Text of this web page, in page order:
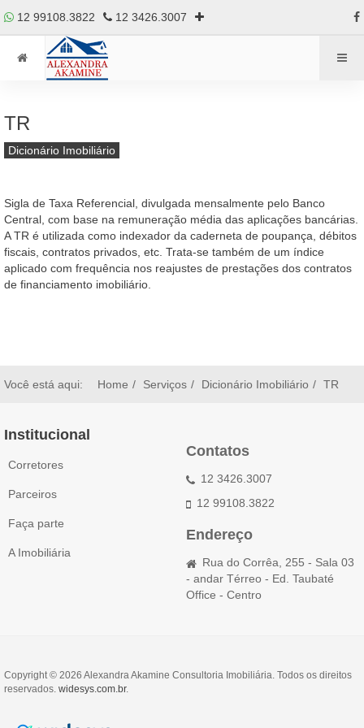
12 99108.3822 12 3426.3007
TR
Dicionário Imobiliário
Sigla de Taxa Referencial, divulgada mensalmente pelo Banco
Central, com base na remuneração média das aplicações bancárias.
A TR é utilizada como indexador da caderneta de poupança, débitos
fiscais, contratos privados, etc. Trata-se também de um índice
aplicado com frequência nos reajustes de prestações dos contratos
de financiamento imobiliário.
Você está aqui: Home Serviços Dicionário Imobiliário TR
Institucional
Corretores
Parceiros
Faça parte
A Imobiliária
Contatos
12 3426.3007
12 99108.3822
Endereço
Rua do Corrêa, 255 - Sala 03
- andar Térreo - Ed. Taubaté
Office - Centro
Copyright © 2026 Alexandra Akamine Consultoria Imobiliária. Todos os direitos
reservados. widesys.com.br.